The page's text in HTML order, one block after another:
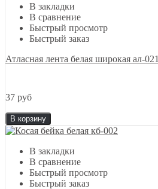
В закладки
В сравнение
Быстрый просмотр
Быстрый заказ
Атласная лента белая широкая ал-021
37 руб
В корзину
В закладки
В сравнение
Быстрый просмотр
Быстрый заказ